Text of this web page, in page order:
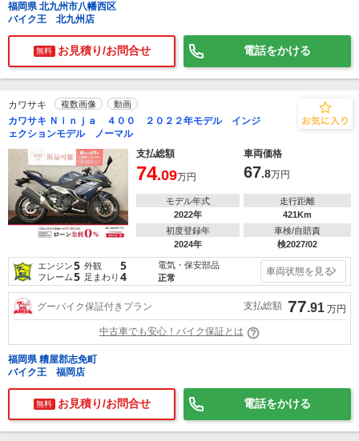
福岡県 北九州市八幡西区
バイク王 北九州店
無料 お見積り/お問合せ 電話をかける
カワサキ 複数画像 動画
カワサキ Ｎｉｎｊａ ４００ ２０２２年モデル インジ
ェクションモデル ノーマル
支払総額
車両価格
74.09万円 67.8万円
モデル年式
2022年
走行距離
421Km
初度登録年
2024年
車検/自賠責
検2027/02
エンジン5 外観 5
フレーム5 足まわり 4
電気・保安部品
正常
車両状態を見る
グーバイク保証付きプラン 支払総額 77.91 万円
中古車でも安心！バイク保証とは
福岡県 糟屋郡志免町
バイク王 福岡店
無料 お見積り/お問合せ 電話をかける